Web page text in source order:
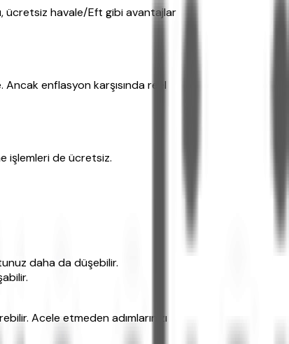
ücretsiz havale/Eft gibi avantajlar
enflasyon karşısında reel
işlemleri de ücretsiz.
daha da düşebilir.
Acele etmeden adımlarınızı